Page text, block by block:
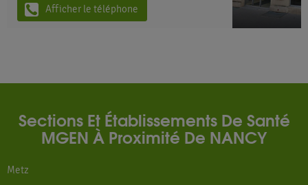
Afficher le téléphone
Sections Et Établissements De Santé
MGEN À Proximité De NANCY
Metz